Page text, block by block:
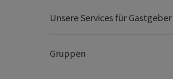
Unsere Services für Gastgeber
Gruppen